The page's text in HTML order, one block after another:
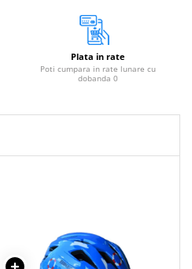
Plata in rate
Poti cumpara in rate lunare cu
dobanda 0